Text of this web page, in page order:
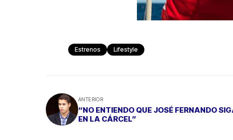
Estrenos Lifestyle
ANTERIOR
“NO ENTIENDO QUE JOSÉ FERNANDO
EN LA CÁRCEL”